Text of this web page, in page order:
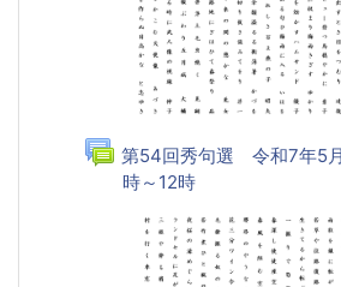
第54回秀句選 令和7年5
時～12時フォーラム